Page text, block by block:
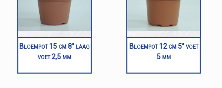
Bloempot 15 cm 8° laag
voet 2,5 mm
Bloempot 12 cm 5° voet
5 mm